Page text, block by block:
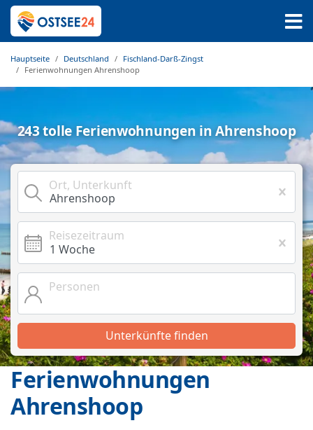
Hauptseite Deutschland
Fischland-Darß-Zingst
Ferienwohnungen Ahrenshoop
243 tolle Ferienwohnungen in Ahrenshoop
Ort, Unterkunft
Reisezeitraum
Personen
Unterkünfte finden
Ferienwohnungen
Ahrenshoop